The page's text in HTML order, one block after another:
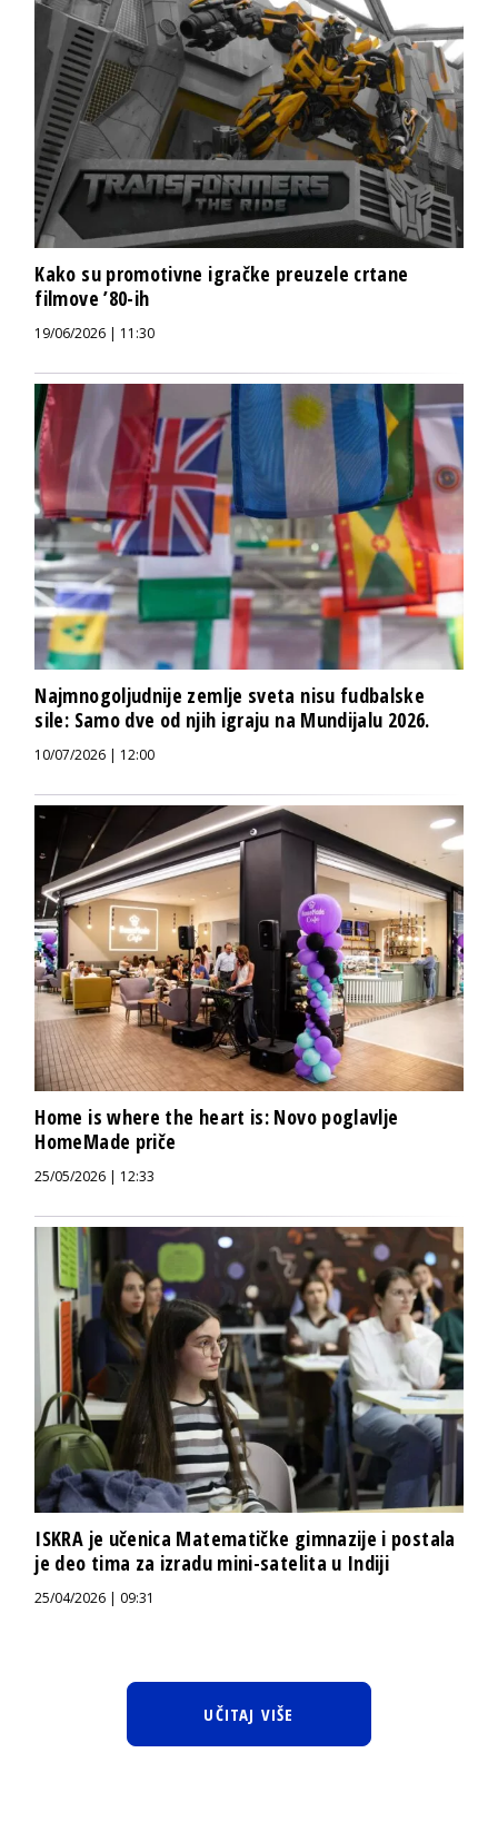
Kako su promotivne igračke preuzele crtane
filmove ’80-ih
19/06/2026 | 11:30
Najmnogoljudnije zemlje sveta nisu fudbalske
sile: Samo dve od njih igraju na Mundijalu 2026.
10/07/2026 | 12:00
Home is where the heart is: Novo poglavlje
HomeMade priče
25/05/2026 | 12:33
ISKRA je učenica Matematičke gimnazije i postala
je deo tima za izradu mini-satelita u Indiji
25/04/2026 | 09:31
UČITAJ VIŠE